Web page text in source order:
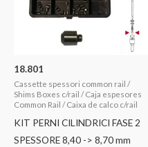
18.801
Cassette spessori common rail /
Shims Boxes c/rail / Caja espesores
Common Rail / Caixa de calco c/rail
KIT PERNI CILINDRICI FASE 2
SPESSORE 8,40 -> 8,70 mm